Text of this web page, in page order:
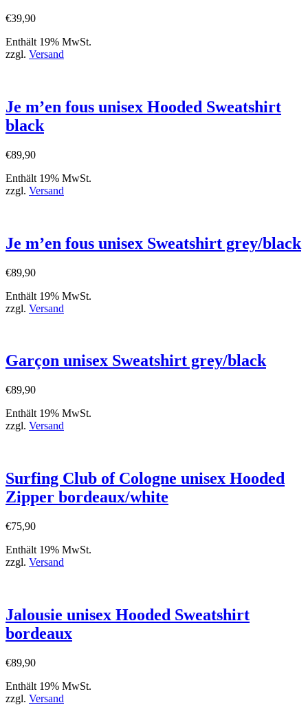
€39,90
Enthält 19% MwSt.
zzgl. Versand
Je m’en fous unisex Hooded Sweatshirt
black
€89,90
Enthält 19% MwSt.
zzgl. Versand
Je m’en fous unisex Sweatshirt grey/black
€89,90
Enthält 19% MwSt.
zzgl. Versand
Garçon unisex Sweatshirt grey/black
€89,90
Enthält 19% MwSt.
zzgl. Versand
Surfing Club of Cologne unisex Hooded
Zipper bordeaux/white
€75,90
Enthält 19% MwSt.
zzgl. Versand
Jalousie unisex Hooded Sweatshirt
bordeaux
€89,90
Enthält 19% MwSt.
zzgl. Versand